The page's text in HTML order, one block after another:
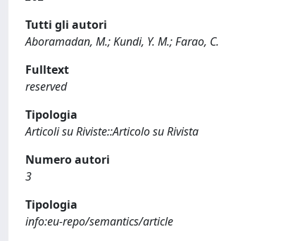
Tutti gli autori
Aboramadan, M.; Kundi, Y. M.; Farao, C.
Fulltext
reserved
Tipologia
Articoli su Riviste::Articolo su Rivista
Numero autori
3
Tipologia
info:eu-repo/semantics/article